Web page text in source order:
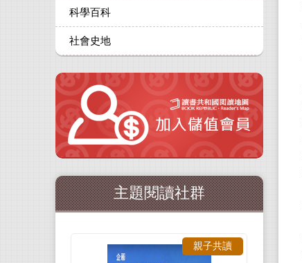
科學百科
社會史地
主題閱讀社群
親子共讀